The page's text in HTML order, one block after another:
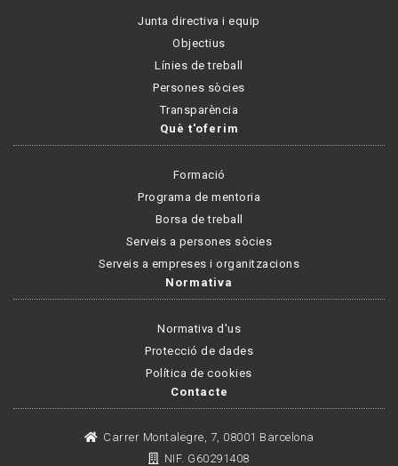
Junta directiva i equip
Objectius
Línies de treball
Persones sòcies
Transparència
Què t'oferim
Formació
Programa de mentoria
Borsa de treball
Serveis a persones sòcies
Serveis a empreses i organitzacions
Normativa
Normativa d'us
Protecció de dades
Política de cookies
Contacte
Carrer Montalegre, 7, 08001 Barcelona
NIF. G60291408